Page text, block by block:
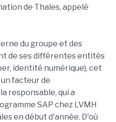
de Thales, appelé
du groupe et des
de ses différentes entités
identité numérique), cet
facteur de
responsable, qui a
SAP chez LVMH
en début d'année. D'où